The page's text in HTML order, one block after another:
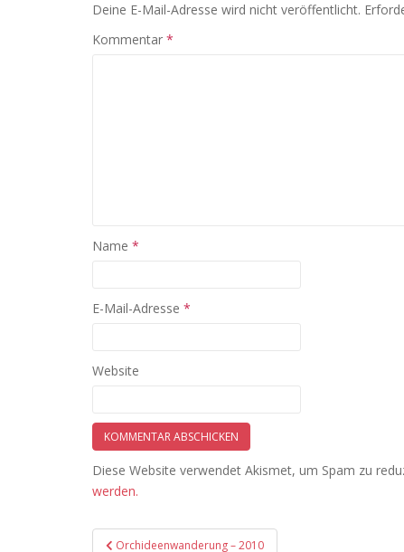
Deine E-Mail-Adresse wird nicht veröffentlicht.
Kommentar *
Name *
E-Mail-Adresse *
Website
Diese Website verwendet Akismet, um Spam zu
werden.
Beitragsnavigation
Orchideenwanderung – 2010